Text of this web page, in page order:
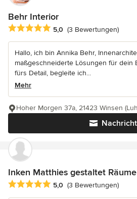
Behr Interior
Durchschnittliche Bewertung: 5 von
5,0 (3 Bewertungen)
Hallo, ich bin Annika Behr,
maßgeschneiderte Lösungen für dein
fürs Detail, begleite ich...
Mehr
Nachricht
Hoher Morgen 37a, 21423 Winsen
Inken Matthies gestaltet Räume
Durchschnittliche Bewertung: 5 von
5,0 (3 Bewertungen)